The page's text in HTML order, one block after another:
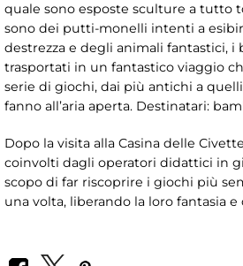
quale sono esposte sculture a tutto
sono dei putti-monelli intenti a
destrezza e degli animali fantastici, i
trasportati in un fantastico viaggio
serie di giochi, dai più antichi a
fanno all’aria aperta. Destinatari:
Dopo la visita alla Casina delle
coinvolti dagli operatori didattici in
scopo di far riscoprire i giochi più
una volta, liberando la loro fantasia